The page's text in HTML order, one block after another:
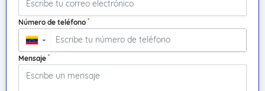
Número de teléfono *
▼
Mensaje *